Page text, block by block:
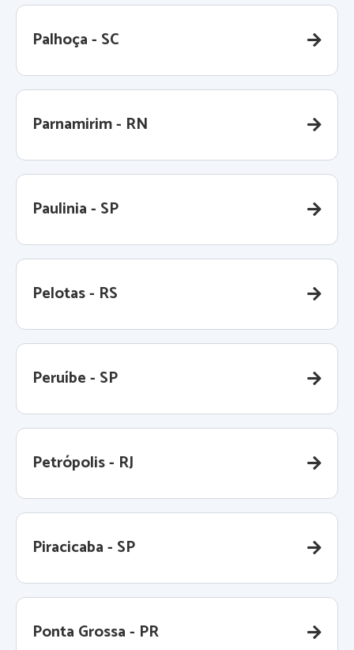
Palhoça - SC
Parnamirim - RN
Paulinia - SP
Pelotas - RS
Peruíbe - SP
Petrópolis - RJ
Piracicaba - SP
Ponta Grossa - PR